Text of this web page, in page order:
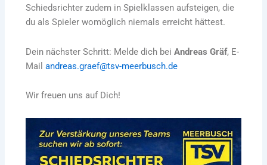
Schiedsrichter zudem in Spielklassen aufsteigen, die
du als Spieler womöglich niemals erreicht hättest.
Dein nächster Schritt: Melde dich bei Andreas Gräf, E-
Mail andreas.graef@tsv-meerbusch.de
Wir freuen uns auf Dich!